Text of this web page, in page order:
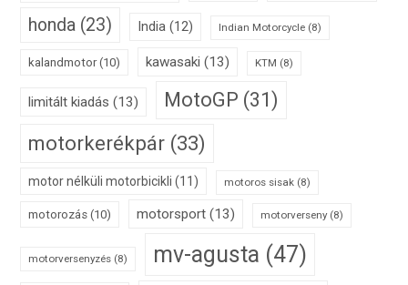
honda (23) India (12) Indian Motorcycle (8)
kalandmotor(10) kawasaki (13) KTM (8)
limitált kiadás (13) MotoGP (31)
motorkerékpár (33)
motor nélküli motorbicikli (11) motoros sisak (8)
motorozás (10) motorsport (13) motorverseny(8)
motorversenyzés (8) mv-agusta (47)